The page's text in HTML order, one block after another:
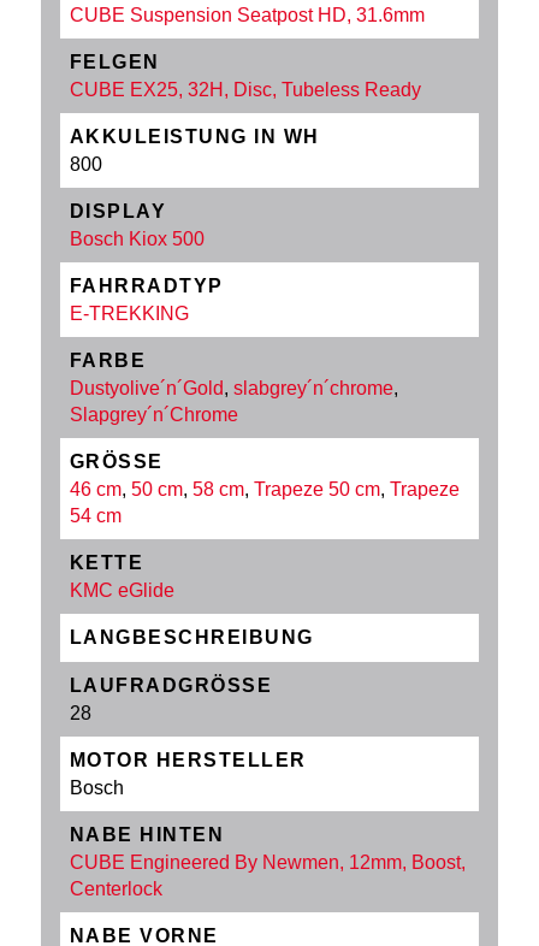
CUBE Suspension Seatpost HD, 31.6mm
FELGEN
CUBE EX25, 32H, Disc, Tubeless Ready
AKKULEISTUNG IN WH
800
DISPLAY
Bosch Kiox 500
FAHRRADTYP
E-TREKKING
FARBE
Dustyolive´n´Gold, slabgrey´n´chrome,
Slapgrey´n´Chrome
GRÖSSE
46 cm, 50 cm, 58 cm, Trapeze 50 cm, Trapeze
54 cm
KETTE
KMC eGlide
LANGBESCHREIBUNG
LAUFRADGRÖSSE
28
MOTOR HERSTELLER
Bosch
NABE HINTEN
CUBE Engineered By Newmen, 12mm, Boost,
Centerlock
NABE VORNE